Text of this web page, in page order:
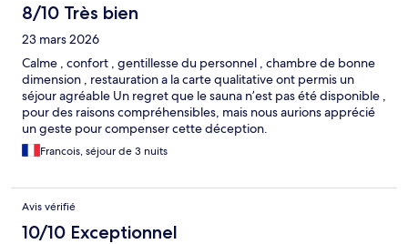
8/10 Très bien
23 mars 2026
Calme , confort , gentillesse du personnel , chambre de bonne
dimension , restauration a la carte qualitative ont permis un
séjour agréable Un regret que le sauna n’est pas été disponible ,
pour des raisons compréhensibles, mais nous aurions apprécié
un geste pour compenser cette déception.
Francois, séjour de 3 nuits
Avis vérifié
10/10 Exceptionnel